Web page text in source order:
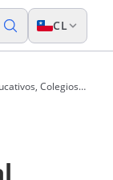
CL
Colegios y